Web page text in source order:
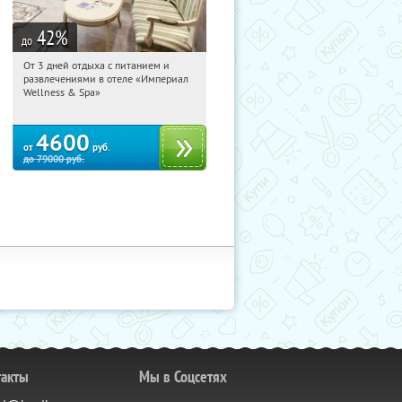
до 42%
10:58:01 Купили:
Калужская обл., г. Обнинск, Киевское
От 3 дней отдыха с питанием и
развлечениями в отеле «Империал
Wellness & Spa»
от 4600 руб.
до79000руб.
Мы в Соцсетях